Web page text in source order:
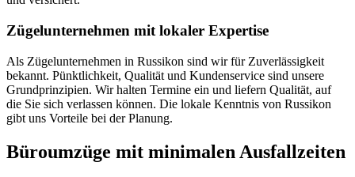
Zügelunternehmen mit lokaler Expertise
Als Zügelunternehmen in Russikon sind wir für Zuverlässigkeit
bekannt. Pünktlichkeit, Qualität und Kundenservice sind unsere
Grundprinzipien. Wir halten Termine ein und liefern Qualität, auf
die Sie sich verlassen können. Die lokale Kenntnis von Russikon
gibt uns Vorteile bei der Planung.
Büroumzüge mit minimalen Ausfallzeiten